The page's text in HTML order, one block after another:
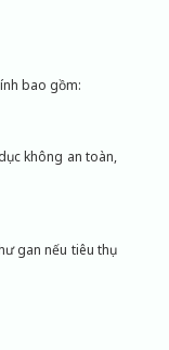
bao gồm:
không an toàn,
gan nếu tiêu thụ